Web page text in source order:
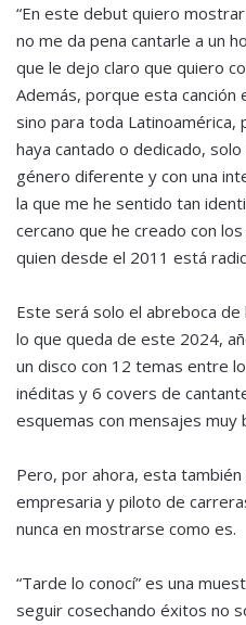
“En este debut quiero
no me da pena cantarle a un
que le dejo claro que quiero
Además, porque esta canción
sino para toda Latinoamérica,
haya cantado o dedicado,
género diferente y con una
la que me he sentido tan
cercano que he creado con
quien desde el 2011 está
Este será solo el abreboca
lo que queda de este 2024,
un disco con 12 temas entre
inéditas y 6 covers de
esquemas con mensajes muy
Pero, por ahora, esta
empresaria y piloto de
nunca en mostrarse como es.
“Tarde lo conocí” es una
seguir cosechando éxitos no